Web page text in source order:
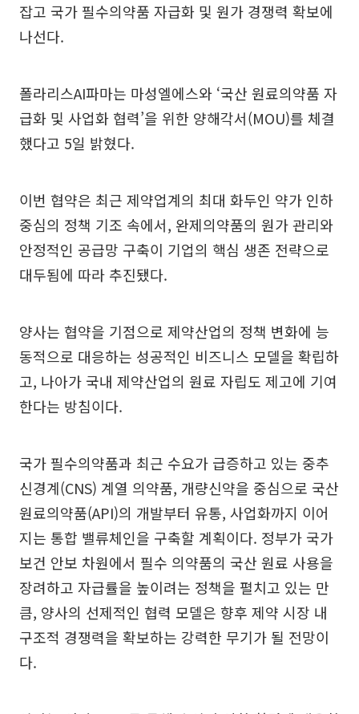
잡고 국가 필수의약품 자급화 및 원가 경쟁력 확보에
나선다.
폴라리스AI파마는 마성엘에스와 ‘국산 원료의약품 자
급화 및 사업화 협력’을 위한 양해각서(MOU)를 체결
했다고 5일 밝혔다.
이번 협약은 최근 제약업계의 최대 화두인 약가 인하
중심의 정책 기조 속에서, 완제의약품의 원가 관리와
안정적인 공급망 구축이 기업의 핵심 생존 전략으로
대두됨에 따라 추진됐다.
양사는 협약을 기점으로 제약산업의 정책 변화에 능
동적으로 대응하는 성공적인 비즈니스 모델을 확립하
고, 나아가 국내 제약산업의 원료 자립도 제고에 기여
한다는 방침이다.
국가 필수의약품과 최근 수요가 급증하고 있는 중추
신경계(CNS) 계열 의약품, 개량신약을 중심으로 국산
원료의약품(API)의 개발부터 유통, 사업화까지 이어
지는 통합 밸류체인을 구축할 계획이다. 정부가 국가
보건 안보 차원에서 필수 의약품의 국산 원료 사용을
장려하고 자급률을 높이려는 정책을 펼치고 있는 만
큼, 양사의 선제적인 협력 모델은 향후 제약 시장 내
구조적 경쟁력을 확보하는 강력한 무기가 될 전망이
다.